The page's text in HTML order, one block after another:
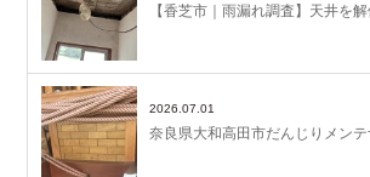
【香芝市｜雨漏れ調査】天井を
2026.07.01
奈良県大和高田市だんじりメン